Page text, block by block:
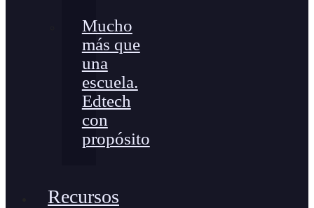
Mucho
más que
una
escuela.
Edtech
con
propósito
Recursos